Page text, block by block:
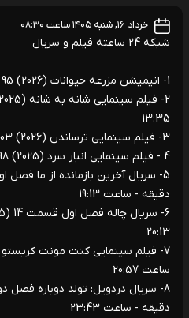
خرداد ۱۶, شنبه ۱۴۰۵ ساعت ۰۸:۳۰
شبکه 24 ساعته فیلم و سریال
1- انیمیشن مزرعه حیوانات (2026) 95 دقیقه - ساعت 12:00
13:35
3- فیلم سینمایی ترساندن (2026) 103 دقیقه - ساعت 15:52
4 - فیلم سینمایی انبار سرد (2025) 98 دقیقه - ساعت 17:35
دقیقه - ساعت 19:13
20:13
ساعت 20:57
دقیقه - ساعت 23:43